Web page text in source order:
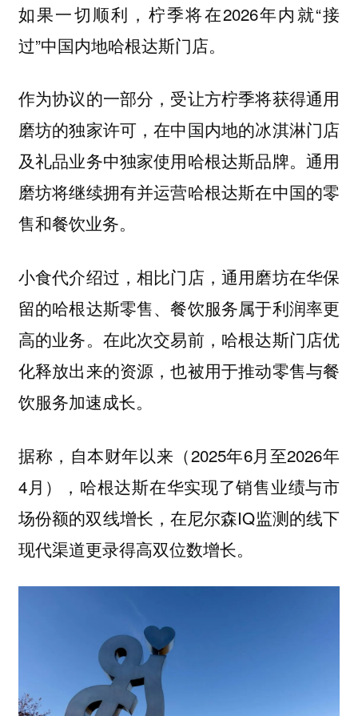
如果一切顺利，柠季将在2026年内就“接
过”中国内地哈根达斯门店。
作为协议的一部分，受让方柠季将获得通用
磨坊的独家许可，在中国内地的冰淇淋门店
及礼品业务中独家使用哈根达斯品牌。通用
磨坊将继续拥有并运营哈根达斯在中国的零
售和餐饮业务。
小食代介绍过，相比门店，通用磨坊在华保
留的哈根达斯零售、餐饮服务属于利润率更
高的业务。在此次交易前，哈根达斯门店优
化释放出来的资源，也被用于推动零售与餐
饮服务加速成长。
据称，自本财年以来（2025年6月至2026年
4月），哈根达斯在华实现了销售业绩与市
场份额的双线增长，在尼尔森IQ监测的线下
现代渠道更录得高双位数增长。